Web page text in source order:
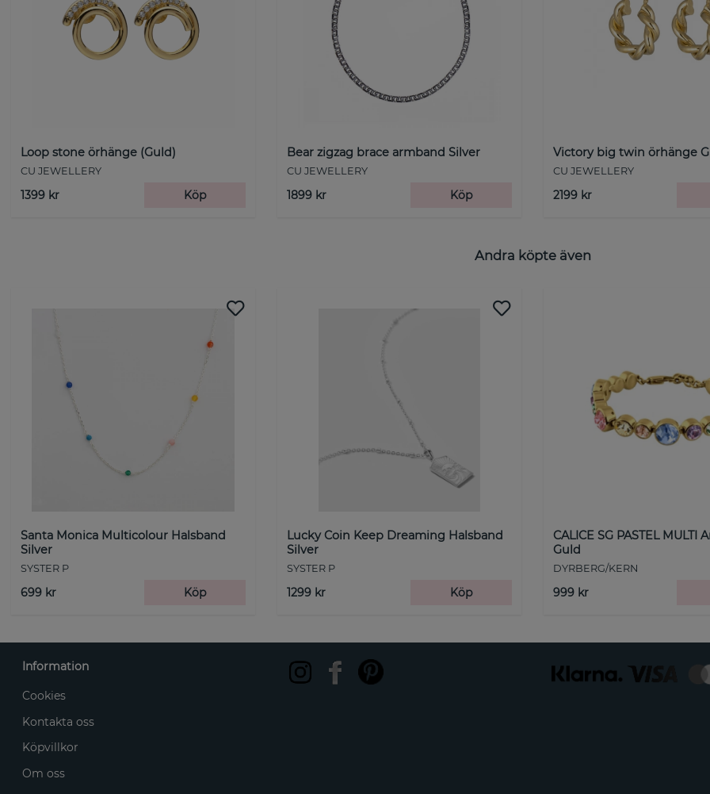
Loop stone örhänge (Guld)
CU JEWELLERY
1399 kr Köp
Bear zigzag brace armband Silver
CU JEWELLERY
1899 kr Köp
Victory big twin örhänge
CU JEWELLERY
2199 kr
Andra köpte även
Santa Monica Multicolour Halsband
Silver
SYSTER P
699 kr Köp
Lucky Coin Keep Dreaming Halsband
Silver
SYSTER P
1299 kr Köp
CALICE SG PASTEL MULTI
Guld
DYRBERG/KERN
999 kr
Information
Cookies
Kontakta oss
Köpvillkor
Om oss